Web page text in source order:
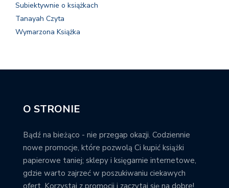
Subiektywnie o książkach
Tanayah Czyta
Wymarzona Książka
O STRONIE
Bądź na bieżąco - nie przegap okazji. Codziennie
nowe promocje, które pozwolą Ci kupić książki
papierowe taniej; sklepy i księgarnie internetowe,
gdzie warto zajrzeć w poszukiwaniu ciekawych